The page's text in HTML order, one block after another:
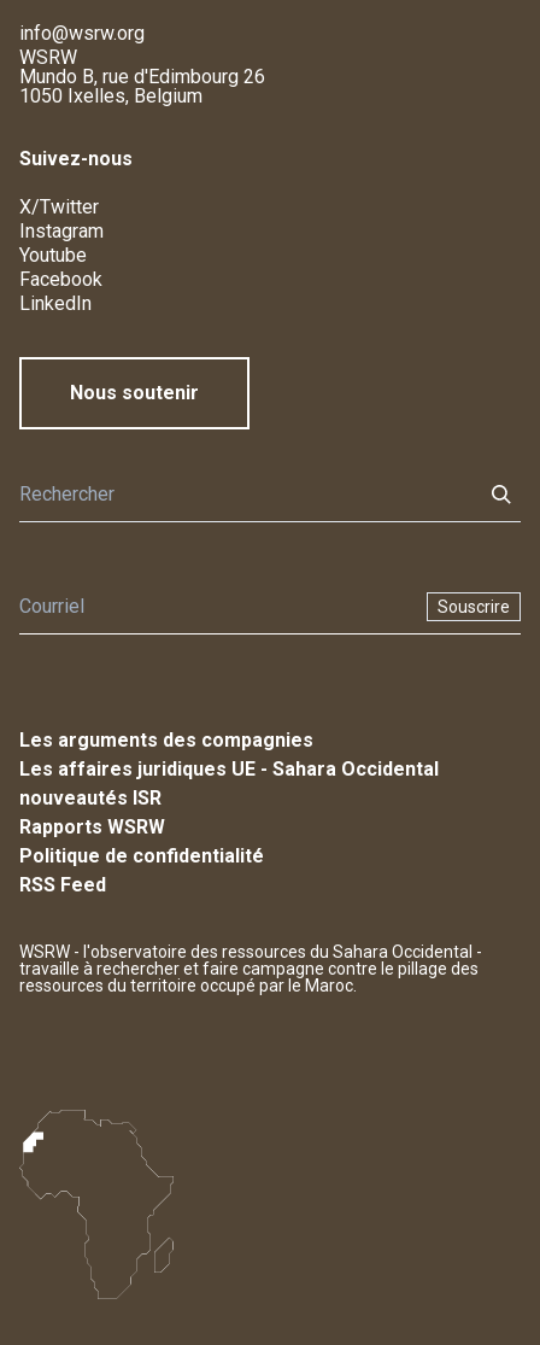
info@wsrw.org
WSRW
Mundo B, rue d'Edimbourg 26
1050 Ixelles, Belgium
Suivez-nous
X/Twitter
Instagram
Youtube
Facebook
LinkedIn
Nous soutenir
Souscrire
Les arguments des compagnies
Les affaires juridiques UE - Sahara Occidental
nouveautés ISR
Rapports WSRW
Politique de confidentialité
RSS Feed
WSRW - l'observatoire des ressources du Sahara Occidental -
travaille à rechercher et faire campagne contre le pillage des
ressources du territoire occupé par le Maroc.